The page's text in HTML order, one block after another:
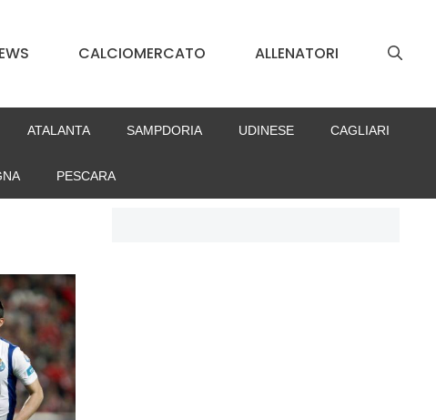
CALCIOMERCATO ALLENATORI
ATALANTA SAMPDORIA UDINESE CAGLIARI
PESCARA